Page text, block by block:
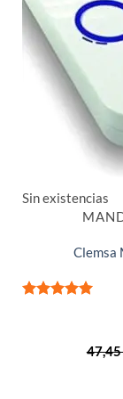
Sin existencias
Clemsa
47,45